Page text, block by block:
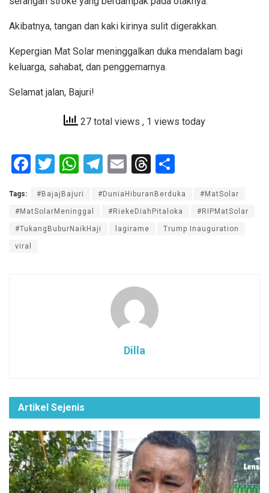
Akibatnya, tangan dan kaki kirinya sulit digerakkan.
Kepergian Mat Solar meninggalkan duka mendalam bagi
keluarga, sahabat, dan penggemarnya.
Selamat jalan, Bajuri!
27 total views , 1 views today
F
ce
b
T
tt
er
W
at
s
T
e
gr
E
ail
T
e
a
ar
e
Tags: #BajajBajuri #DuniaHiburanBerduka #MatSolar
#MatSolarMeninggal #RiekeDiahPitaloka #RIPMatSolar
#TukangBuburNaikHaji lagirame Trump Inauguration
viral
Dilla
Artikel Sejenis